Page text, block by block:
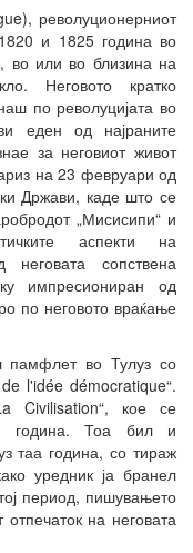
револуционерниот
и 1825 година во
во или во близина на
Неговото кратко
по револуцијата во
еден од најраните
за неговиот живот
на 23 февруари од
Држави, каде што се
„Мисисипи“ и
аспекти на
неговата сопствена
импресиониран од
по неговото враќање
памфлет во Тулуз со
l'idée démocratique“.
Civilisation“, кое се
година. Тоа бил и
таа година, со тираж
уредник ја бранел
период, пишувањето
на неговата